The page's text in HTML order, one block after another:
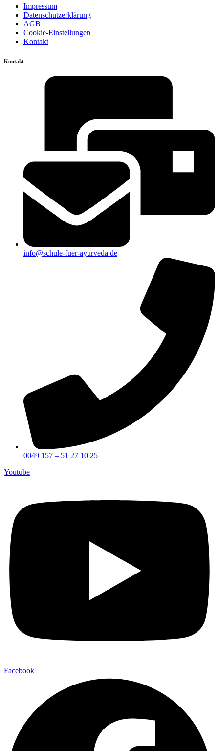
Impressum
Datenschutzerklärung
AGB
Cookie-Einstellungen
Kontakt
Kontakt
info@schule-fuer-ayurveda.de
0049 157 – 51 27 10 25
Youtube
Facebook